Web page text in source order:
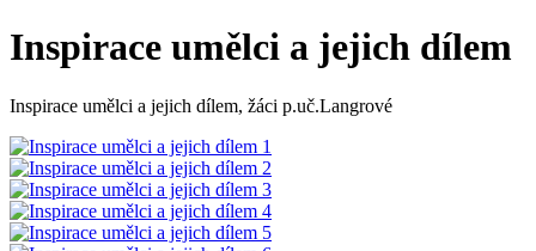
Inspirace umělci a jejich dílem
Inspirace umělci a jejich dílem, žáci p.uč.Langrové